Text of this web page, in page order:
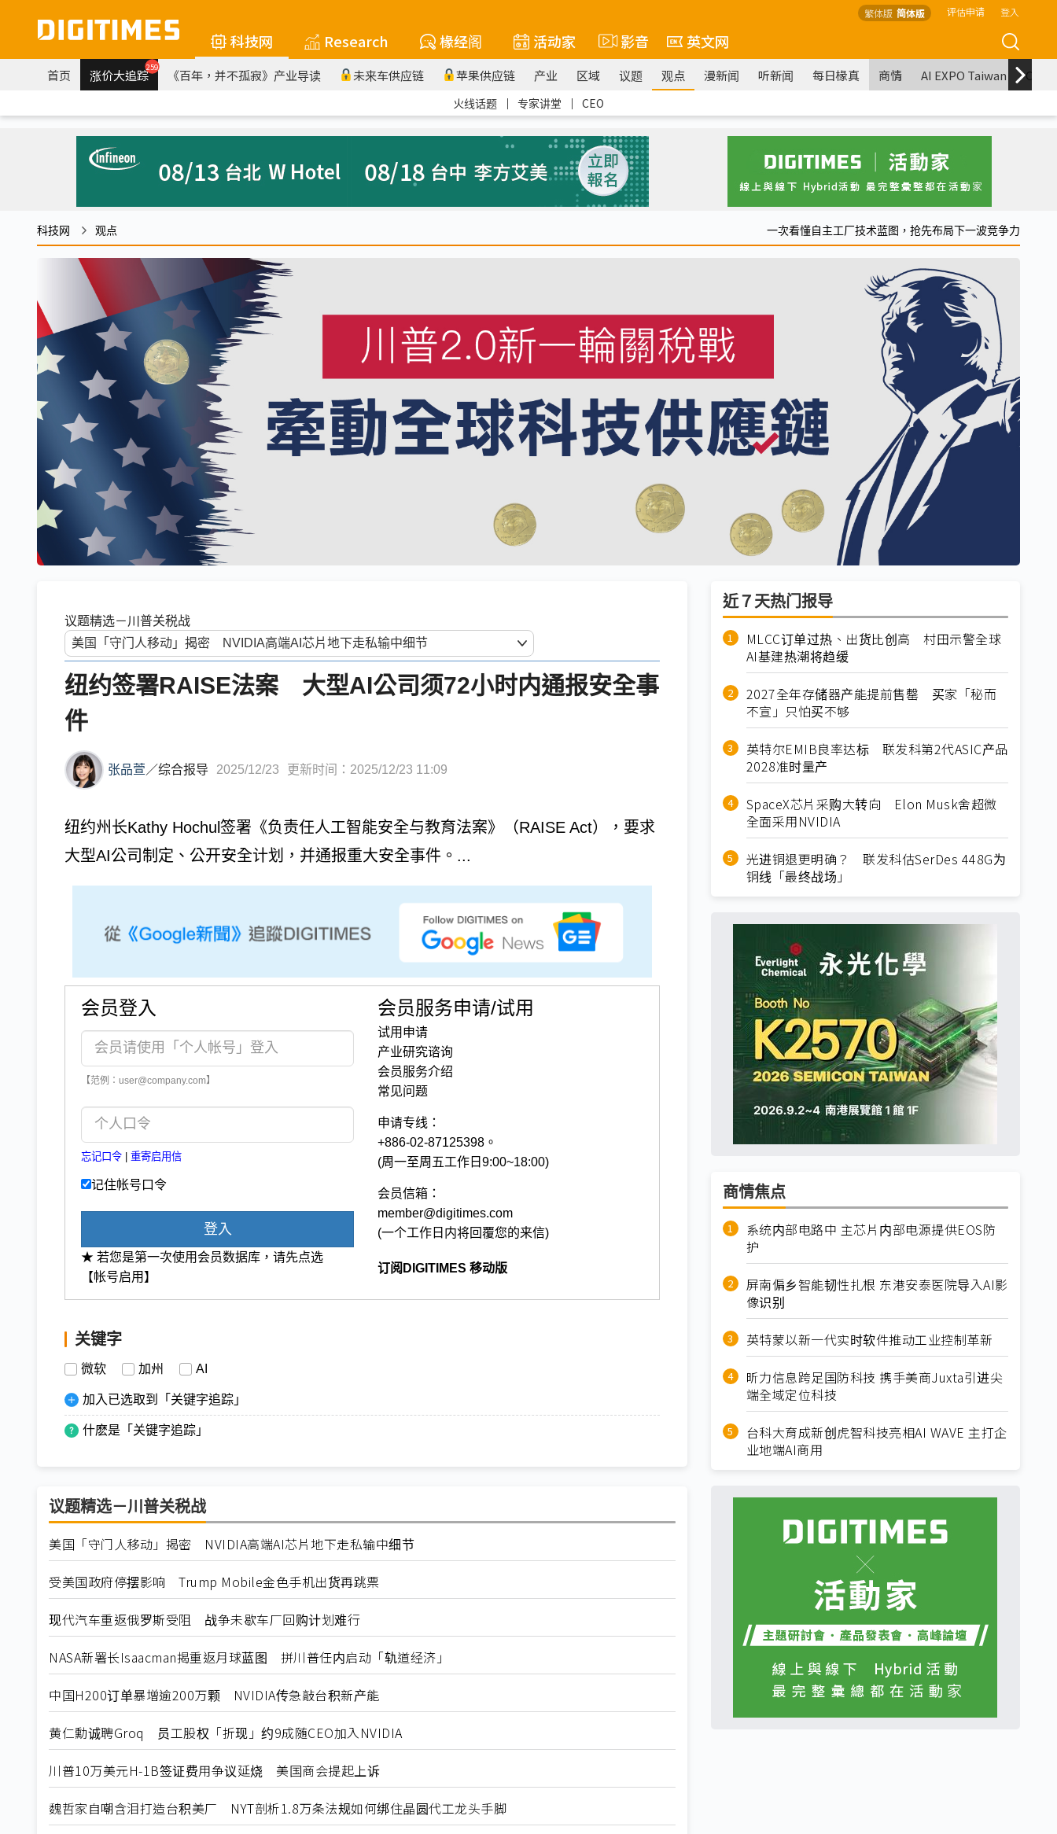
繁体版 简体版 评估申请 登入
科技网 Research 椽经阁 活动家 影音 英文网
首页 涨价大追踪259 《百年，并不孤寂》产业导读 未来车供应链 苹果供应链 产业 区域 议题 观点 漫新闻 听新闻 每日椽真 商情 AI EXPO Taiwan
火线话题 ｜ 专家讲堂 ｜ CEO
科技网 观点 一次看懂自主工厂技术蓝图，抢先布局下一波竞争力
议题精选－川普关税战
纽约签署RAISE法案 大型AI公司须72小时内通报安全事
件
张品萱 ／综合报导 2025/12/23 更新时间：2025/12/23 11:09
纽约州长Kathy Hochul签署《负责任人工智能安全与教育法案》（RAISE Act），要求
大型AI公司制定、公开安全计划，并通报重大安全事件。...
会员登入
【范例：user@company.com】
忘记口令 | 重寄启用信
记住帐号口令
登入
★ 若您是第一次使用会员数据库，请先点选
【帐号启用】
会员服务申请/试用
试用申请
产业研究谘询
会员服务介绍
常见问题
申请专线：
+886-02-87125398。
(周一至周五工作日9:00~18:00)
会员信箱：
member@digitimes.com
(一个工作日内将回覆您的来信)
订阅DIGITIMES 移动版
关键字
微软 加州 AI
加入已选取到「关键字追踪」
什麽是「关键字追踪」
议题精选－川普关税战
美国「守门人移动」揭密 NVIDIA高端AI芯片地下走私输中细节
受美国政府停摆影响 Trump Mobile金色手机出货再跳票
现代汽车重返俄罗斯受阻 战争未歇车厂回购计划难行
NASA新署长Isaacman揭重返月球蓝图 拼川普任内启动「轨道经济」
中国H200订单暴增逾200万颗 NVIDIA传急敲台积新产能
黄仁勳诚聘Groq 员工股权「折现」约9成随CEO加入NVIDIA
川普10万美元H-1B签证费用争议延烧 美国商会提起上诉
魏哲家自嘲含泪打造台积美厂 NYT剖析1.8万条法规如何绑住晶圆代工龙头手脚
近７天热门报导
MLCC订单过热、出货比创高 村田示警全球
AI基建热潮将趋缓
2027全年存储器产能提前售罄 买家「秘而
不宣」只怕买不够
英特尔EMIB良率达标 联发科第2代ASIC产品
2028准时量产
SpaceX芯片采购大转向 Elon Musk舍超微
全面采用NVIDIA
光进铜退更明确？ 联发科估SerDes 448G为
铜线「最终战场」
商情焦点
系统内部电路中 主芯片内部电源提供EOS防
护
屏南偏乡智能韧性扎根 东港安泰医院导入AI影
像识别
英特蒙以新一代实时软件推动工业控制革新
昕力信息跨足国防科技 携手美商Juxta引进尖
端全域定位科技
台科大育成新创虎智科技亮相AI WAVE 主打企
业地端AI商用